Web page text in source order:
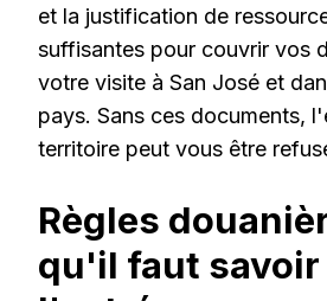
et la justification de
suffisantes pour couvrir vos
votre visite à San José et
pays. Sans ces documents,
territoire peut vous être
Règles
qu'il faut savoir